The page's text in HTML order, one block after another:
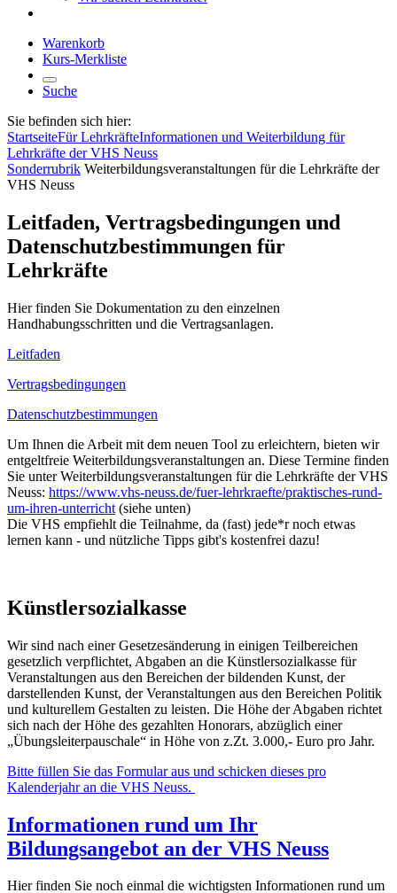
Warenkorb
Kurs-Merkliste
Suche
Sie befinden sich hier:
StartseiteFür LehrkräfteInformationen und Weiterbildung für
Lehrkräfte der VHS Neuss
Sonderrubrik Weiterbildungsveranstaltungen für die Lehrkräfte der
VHS Neuss
Leitfaden, Vertragsbedingungen und
Datenschutzbestimmungen für
Lehrkräfte
Hier finden Sie Dokumentation zu den einzelnen
Handhabungsschritten und die Vertragsanlagen.
Leitfaden
Vertragsbedingungen
Datenschutzbestimmungen
Um Ihnen die Arbeit mit dem neuen Tool zu erleichtern, bieten wir
entgeltfreie Weiterbildungsveranstaltungen an. Diese Termine finden
Sie unter Weiterbildungsveranstaltungen für die Lehrkräfte der VHS
Neuss: https://www.vhs-neuss.de/fuer-lehrkraefte/praktisches-rund-
um-ihren-unterricht (siehe unten)
Die VHS empfiehlt die Teilnahme, da (fast) jede*r noch etwas
lernen kann - und nützliche Tipps gibt's kostenfrei dazu!
Künstlersozialkasse
Wir sind nach einer Gesetzesänderung in einigen Teilbereichen
gesetzlich verpflichtet, Abgaben an die Künstlersozialkasse für
Veranstaltungen aus den Bereichen der bildenden Kunst, der
darstellenden Kunst, der Veranstaltungen aus den Bereichen Politik
und kulturellem Gestalten zu leisten. Die Höhe der Abgaben richtet
sich nach der Höhe des gezahlten Honorars, abzüglich einer
„Übungsleiterpauschale“ in Höhe von z.Zt. 3.000,- Euro pro Jahr.
Bitte füllen Sie das Formular aus und schicken dieses pro
Kalenderjahr an die VHS Neuss.
Informationen rund um Ihr
Bildungsangebot an der VHS Neuss
Hier finden Sie noch einmal die wichtigsten Informationen rund um